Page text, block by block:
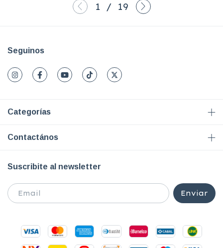
1 / 19
Seguinos
Categorías
Contactános
Suscribite al newsletter